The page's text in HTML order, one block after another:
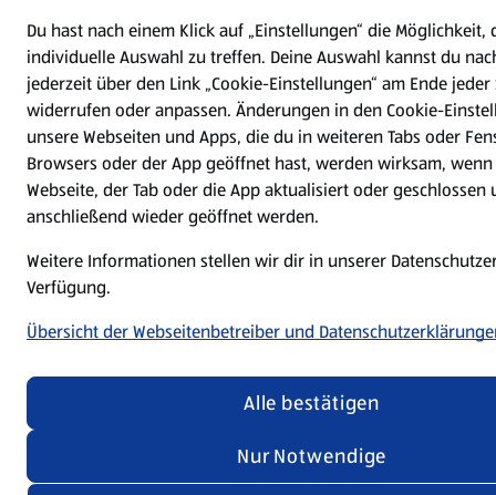
Du hast nach einem Klick auf „Einstellungen“ die Möglichkeit,
individuelle Auswahl zu treffen. Deine Auswahl kannst du
jederzeit über den Link „Cookie-Einstellungen“ am Ende jeder
widerrufen oder anpassen. Änderungen in den Cookie-
unsere Webseiten und Apps, die du in weiteren Tabs oder
Browsers oder der App geöffnet hast, werden wirksam,
Webseite, der Tab oder die App aktualisiert oder geschlossen
anschließend wieder geöffnet werden.
Weitere Informationen stellen wir dir in unserer
Verfügung.
Übersicht der Webseitenbetreiber und
Nur Notwendige
Alle bestätigen